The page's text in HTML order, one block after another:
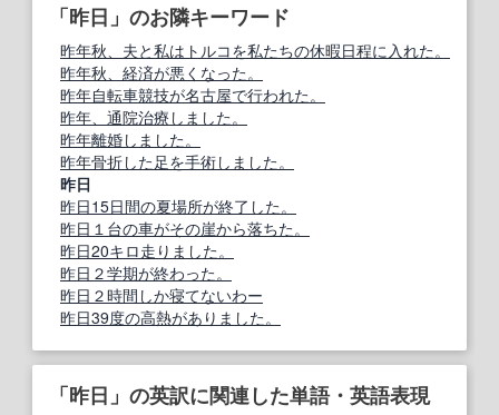
「昨日」のお隣キーワード
昨年秋、夫と私はトルコを私たちの休暇日程に入れた。
昨年秋、経済が悪くなった。
昨年自転車競技が名古屋で行われた。
昨年、通院治療しました。
昨年離婚しました。
昨年骨折した足を手術しました。
昨日
昨日15日間の夏場所が終了した。
昨日１台の車がその崖から落ちた。
昨日20キロ走りました。
昨日２学期が終わった。
昨日２時間しか寝てないわー
昨日39度の高熱がありました。
「昨日」の英訳に関連した単語・英語表現